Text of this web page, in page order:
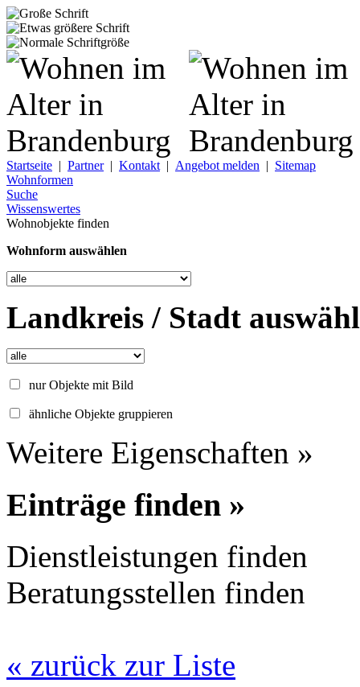
Startseite | Partner| Kontakt | Angebot melden | Sitemap
Wohnformen
Suche
Wissenswertes
Wohnobjekte finden
Wohnform auswählen
Landkreis / Stadt
nur Objekte mit Bild
ähnliche Objekte gruppieren
Weitere Eigenschaften »
Einträge finden »
Dienstleistungen finden
Beratungsstellen finden
« zurück zur Liste